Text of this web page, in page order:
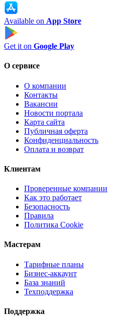
Available on App Store
Get it on Google Play
О сервисе
О компании
Контакты
Вакансии
Новости портала
Карта сайта
Публичная оферта
Конфиденциальность
Оплата и возврат
Клиентам
Проверенные компании
Как это работает
Безопасность
Правила
Политика Cookie
Мастерам
Тарифные планы
Бизнес-аккаунт
База знаний
Техподдержка
Поддержка